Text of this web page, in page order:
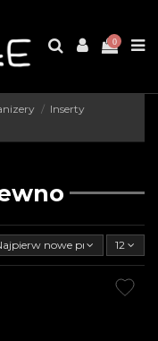
0
Inserty
nowe produkty12